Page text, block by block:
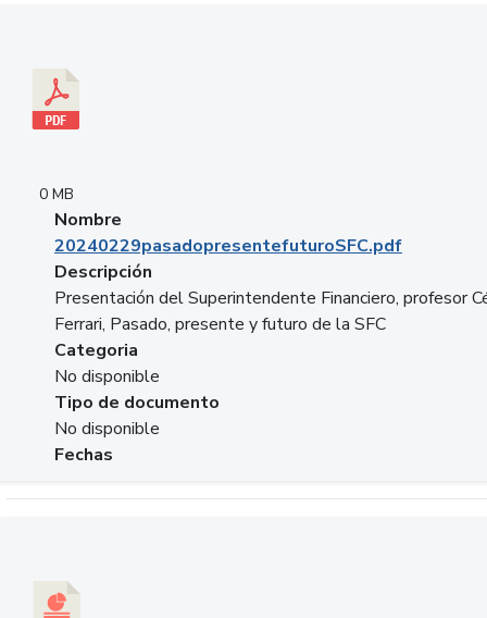
0 MB
Nombre
20240229pasadopresentefuturoSFC.pdf
Descripción
Presentación del Superintendente Financiero, profesor
Ferrari, Pasado, presente y futuro de la SFC
Categoria
No disponible
Tipo de documento
No disponible
Fechas